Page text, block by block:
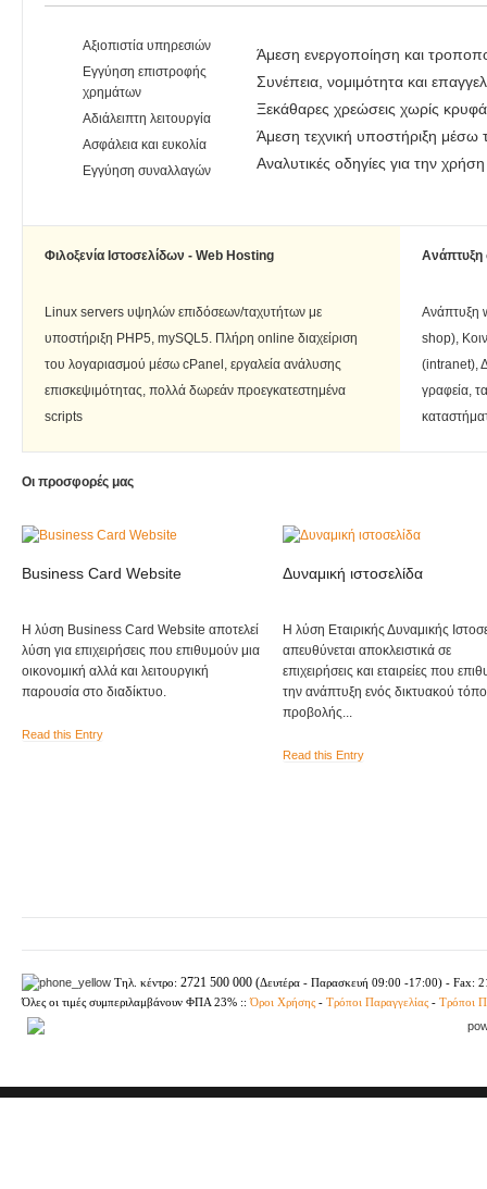
Αξιοπιστία υπηρεσιών
Εγγύηση επιστροφής
χρημάτων
Αδιάλειπτη λειτουργία
Ασφάλεια και ευκολία
Εγγύηση συναλλαγών
Άμεση ενεργοποίηση και
Συνέπεια, νομιμότητα και
Ξεκάθαρες χρεώσεις χωρίς
Άμεση τεχνική υποστήριξη
Αναλυτικές οδηγίες για την
Φιλοξενία Ιστοσελίδων - Web Hosting
Linux servers υψηλών επιδόσεων/ταχυτήτων με
υποστήριξη PHP5, mySQL5. Πλήρη online διαχείριση
του λογαριασμού μέσω cPanel, εργαλεία ανάλυσης
επισκεψιμότητας, πολλά δωρεάν προεγκατεστημένα
scripts
Ανάπτυξη
Ανάπτυξη
shop),
(intranet),
γραφεία,
Οι προσφορές μας
Business Card Website
Η λύση Business Card Website αποτελεί
λύση για επιχειρήσεις που επιθυμούν μια
οικονομική αλλά και λειτουργική
παρουσία στο διαδίκτυο.
Read this Entry
Δυναμική ιστοσελίδα
Η λύση Εταιρικής Δυναμικής
απευθύνεται αποκλειστικά σε
επιχειρήσεις και εταιρείες που
την ανάπτυξη ενός δικτυακού
προβολής...
Read this Entry
Τηλ. κέντρο: 2721 500 000 (Δευτέρα - Παρασκευή 09:00 -17:00) - Fax:
Όλες οι τιμές συμπεριλαμβάνουν ΦΠΑ 23% :: Όροι Χρήσης - Τρόποι Παραγγελίας - Τρόποι